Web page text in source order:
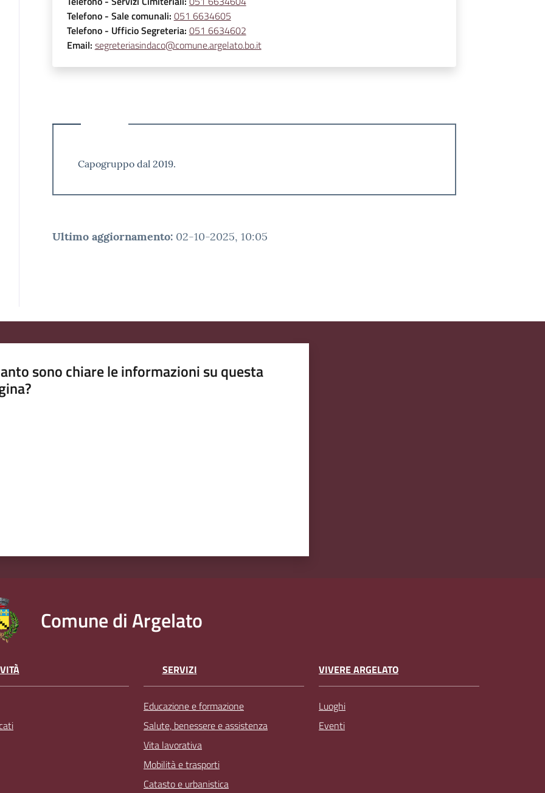
Telefono- Sale comunali: 051 6634605
Telefono- Ufficio Segreteria: 051 6634602
Email: segreteriasindaco@comune.argelato.bo.it
Capogruppo dal 2019.
Ultimo aggiornamento: 02-10-2025, 10:05
sono chiare le informazioni su questa
Comune di Argelato
SERVIZI
Educazione e formazione
Salute, benessere e assistenza
Vita lavorativa
Mobilità e trasporti
Catasto e urbanistica
VIVERE ARGELATO
Luoghi
Eventi